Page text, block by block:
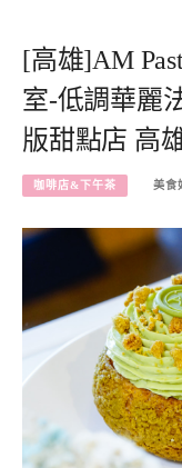
[高雄]AM
室-低調華麗
版甜點店 高
咖啡店&下午茶 美食